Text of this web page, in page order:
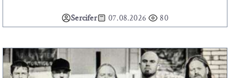
Sercifer 07.08.2026 80